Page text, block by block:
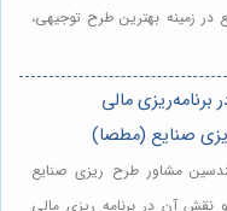
در زمینه بهترین طرح توجیهی،
مالی
صنایع (مطصا)
مشاور طرح ریزی صنایع
نقش آن در برنامه ریزی مالی